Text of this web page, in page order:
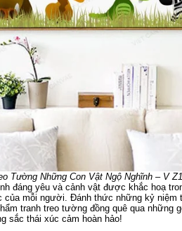
Tường Những Con Vật Ngộ Nghĩnh – V
đáng yêu và cảnh vật được khắc hoạ
của mỗi người. Đánh thức những kỷ niệm
tranh treo tường đồng quê qua những
sắc thái xúc cảm hoàn hảo!